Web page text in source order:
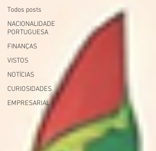
Todos posts
NACIONALIDADE
PORTUGUESA
FINANÇAS
VISTOS
NOTÍCIAS
CURIOSIDADES
EMPRESARIAL